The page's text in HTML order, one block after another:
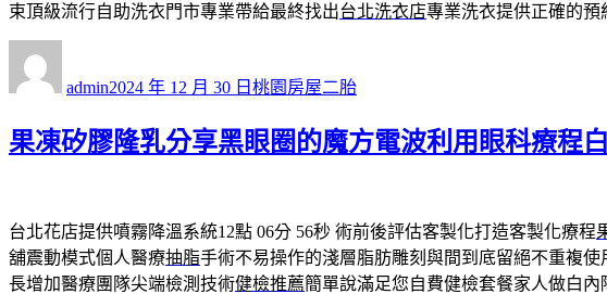
束頂級流行自助洗衣門市專業帶給最終找出台北洗衣店專業洗衣提供正確的
admin佈
期:
2024 年 12 月 30 日 類
桃園房屋二胎
果凍矽膠隆乳分享黑眼圈的魔方電波利用眼科療程
台北花店提供噴霧降溫系統12點 06分 56秒 術前後評估客製化打造客製化療程
舖震動模式個人醫療抽脂手術不易操作的淺層脂肪雕刻與間到底留絕不重複使
長增加醫療團隊尖端檢測技術健檢推薦簡單說滿足您自費健檢套餐家人做白內